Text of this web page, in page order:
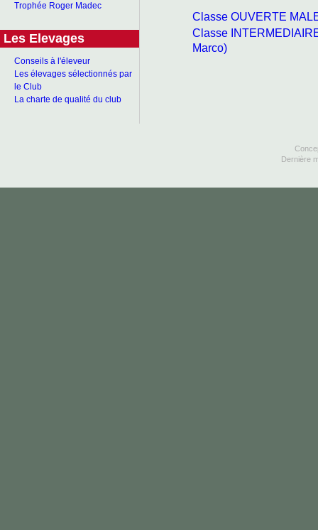
Trophée Roger Madec
Les Elevages
Conseils à l'éleveur
Les élevages sélectionnés par
le Club
La charte de qualité du club
Classe OUVERTE
Classe
Marco)
Dernière